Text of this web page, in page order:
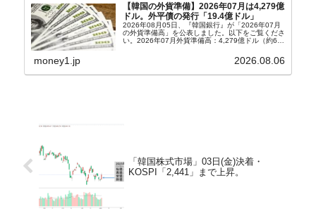
【韓国の外貨準備】2026年07月は4,279億
ドル。外平債の発行「19.4億ドル」
2026年08月05日、『韓国銀行』が「2026年07月
の外貨準備高」を公表しました。以下をご覧くださ
い。2026年07月外貨準備高：4,279億ドル（約67
money1.jp 2026.08.06
「韓国株式市場」03日(金)決着・
KOSPI「2,441」まで上昇。